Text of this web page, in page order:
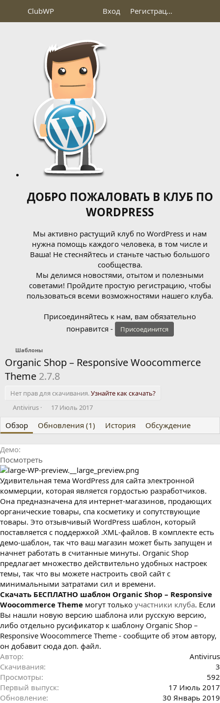
ClubWP Вход Регистрация
ДОБРО ПОЖАЛОВАТЬ В КЛУБ ПО
WORDPRESS
Мы активно растущий клуб по WordPress и нам
нужна помощь каждого человека, в том числе и
Ваша! Не стесняйтесь и станьте частью большого
сообщества.
Мы делимся новостями, отытом и полезными
советами! Пройдите простую регистрацию, чтобы
пользоваться всеми возможностями нашего клуба.
Присоединяйтесь к нам, вам обязательно
понравится -
Присоединится
Шаблоны
Organic Shop – Responsive Woocommerce
Theme 2.7.8
Нет прав для скачивания.Узнайте как скачать?
А
т
о
р
Antivirus
Д
т
а
с
д
а
и
я
17 Июль 2017
Обзор Обновления (1) История Обсуждение
Демо
Посмотреть
Удивительная тема WordPress для сайта электронной
коммерции, которая является гордостью разработчиков.
Она предназначена для интернет-магазинов, продающих
органические товары, спа косметику и сопутствующие
товары. Это отзывчивый WordPress шаблон, который
поставляется с поддержкой .XML-файлов. В комплекте есть
демо-шаблон, так что ваш магазин может быть запущен и
начнет работать в считанные минуты. Organic Shop
предлагает множество действительно удобных настроек
темы, так что вы можете настроить свой сайт с
минимальными затратами сил и времени.
Cкачать БЕСПЛАТНО шаблон Organic Shop – Responsive
Woocommerce Theme могут только участники клуба. Если
Вы нашли новую версию шаблона или русскую версию,
либо отдельно русификатор к шаблону Organic Shop –
Responsive Woocommerce Theme - сообщите об этом автору,
он добавит сюда доп. файл.
Автор
Antivirus
Скачивания
3
Просмотры
592
Первый выпуск
17 Июль 2017
Обновление
30 Январь 2019